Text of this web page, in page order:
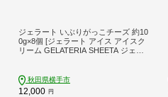
ジェラート いぶりがっこチーズ 約10
0g×8個 [ジェラート アイス アイスク
リーム GELATERIA SHEETA ジェラ
秋田県横手市
12,000 円